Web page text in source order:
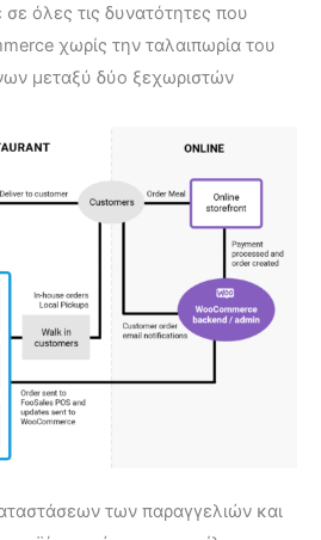
σε όλες τις δυνατότητες που
χωρίς την ταλαιπωρία του
μεταξύ δύο ξεχωριστών
των παραγγελιών και